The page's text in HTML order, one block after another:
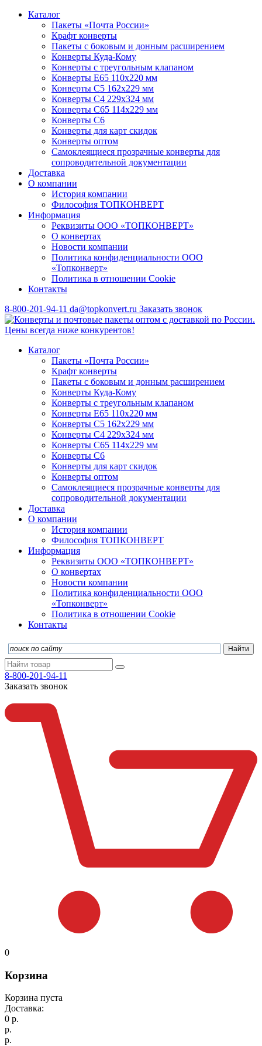
Каталог
Пакеты «Почта России»
Крафт конверты
Пакеты с боковым и донным расширением
Конверты Куда-Кому
Конверты с треугольным клапаном
Конверты Е65 110х220 мм
Конверты С5 162х229 мм
Конверты С4 229х324 мм
Конверты С65 114х229 мм
Конверты С6
Конверты для карт скидок
Конверты оптом
Самоклеящиеся прозрачные конверты для
сопроводительной документации
Доставка
О компании
История компании
Философия ТОПКОНВЕРТ
Информация
Реквизиты ООО «ТОПКОНВЕРТ»
О конвертах
Новости компании
Политика конфиденциальности ООО
«Топконверт»
Политика в отношении Cookie
Контакты
8-800-201-94-11 da@topkonvert.ru Заказать звонок
Каталог
Пакеты «Почта России»
Крафт конверты
Пакеты с боковым и донным расширением
Конверты Куда-Кому
Конверты с треугольным клапаном
Конверты Е65 110х220 мм
Конверты С5 162х229 мм
Конверты С4 229х324 мм
Конверты С65 114х229 мм
Конверты С6
Конверты для карт скидок
Конверты оптом
Самоклеящиеся прозрачные конверты для
сопроводительной документации
Доставка
О компании
История компании
Философия ТОПКОНВЕРТ
Информация
Реквизиты ООО «ТОПКОНВЕРТ»
О конвертах
Новости компании
Политика конфиденциальности ООО
«Топконверт»
Политика в отношении Cookie
Контакты
8-800-201-94-11
Заказать звонок
0
Корзина
Корзина пуста
Доставка:
0 р.
р.
р.